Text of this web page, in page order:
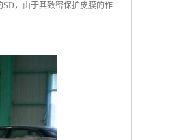
SD，由于其致密保护皮膜的作